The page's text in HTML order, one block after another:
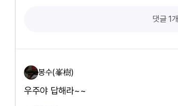
댓글 1개
봉수(峯樹)
우주야 답해라~~